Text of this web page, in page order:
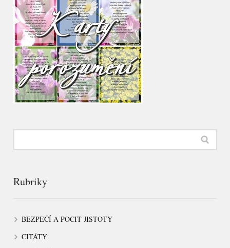
Rubriky
BEZPEČÍ A POCIT JISTOTY
CITÁTY